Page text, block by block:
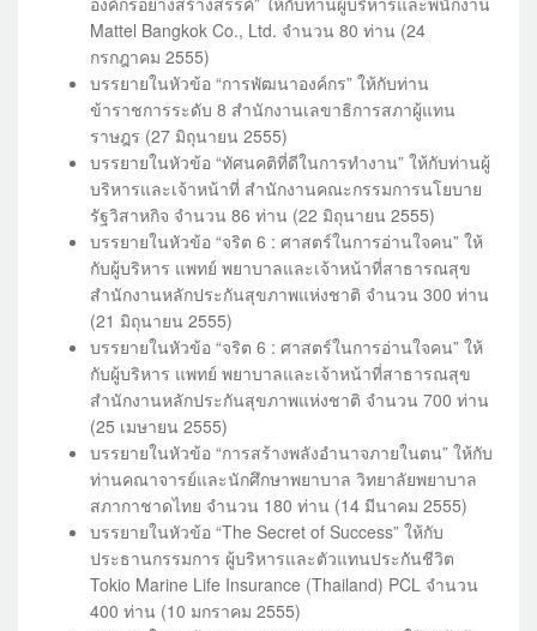
Mattel Bangkok Co., Ltd. จำนวน 80 ท่าน (24
กรกฎาคม 2555)
บรรยายในหัวข้อ “การพัฒนาองค์กร” ให้กับท่าน
ข้าราชการระดับ 8 สำนักงานเลขาธิการสภาผู้แทน
ราษฎร (27 มิถุนายน 2555)
บรรยายในหัวข้อ “ทัศนคติที่ดีในการทำงาน” ให้กับท่านผู้
บริหารและเจ้าหน้าที่ สำนักงานคณะกรรมการนโยบาย
รัฐวิสาหกิจ จำนวน 86 ท่าน (22 มิถุนายน 2555)
บรรยายในหัวข้อ “จริต 6 : ศาสตร์ในการอ่านใจคน” ให้
กับผู้บริหาร แพทย์ พยาบาลและเจ้าหน้าที่สาธารณสุข
สำนักงานหลักประกันสุขภาพแห่งชาติ จำนวน 300 ท่าน
(21 มิถุนายน 2555)
บรรยายในหัวข้อ “จริต 6 : ศาสตร์ในการอ่านใจคน” ให้
กับผู้บริหาร แพทย์ พยาบาลและเจ้าหน้าที่สาธารณสุข
สำนักงานหลักประกันสุขภาพแห่งชาติ จำนวน 700 ท่าน
(25 เมษายน 2555)
บรรยายในหัวข้อ “การสร้างพลังอำนาจภายในตน” ให้กับ
ท่านคณาจารย์และนักศึกษาพยาบาล วิทยาลัยพยาบาล
สภากาชาดไทย จำนวน 180 ท่าน (14 มีนาคม 2555)
บรรยายในหัวข้อ “The Secret of Success” ให้กับ
ประธานกรรมการ ผู้บริหารและตัวแทนประกันชีวิต
Tokio Marine Life Insurance (Thailand) PCL จำนวน
400 ท่าน (10 มกราคม 2555)